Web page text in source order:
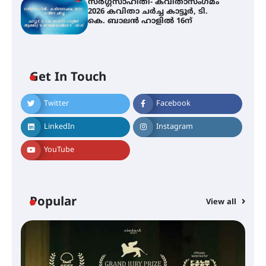
സർഗ്ഗസാഹിതി- കവിതാസംഗമം
2026 കവിതാ ചർച്ച കാട്ടൂർ, ടി.
കെ. ബാലൻ ഹാളിൽ 16ന്
Get In Touch
Twitter Facebook
LinkedIn Instagram
YouTube
Popular View all